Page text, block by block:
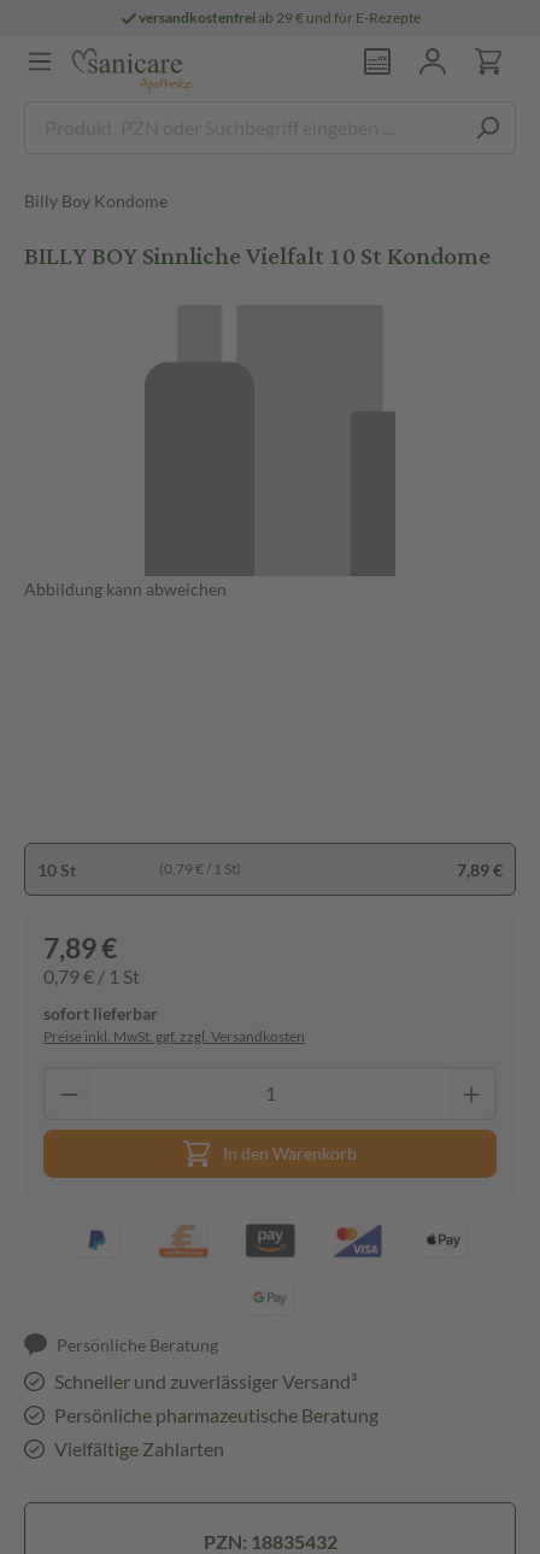
versandkostenfreiab 29 € und für E-Rezepte
Billy Boy Kondome
BILLY BOY Sinnliche Vielfalt 10 St Kondome
Abbildung kann abweichen
10 St (0,79 € / 1 St) 7,89 €
7,89 €
0,79 € / 1 St
sofort lieferbar
Preise inkl. MwSt. ggf. zzgl. Versandkosten
In den Warenkorb
Persönliche Beratung
Schneller und zuverlässiger Versand³
Persönliche pharmazeutische Beratung
Vielfältige Zahlarten
PZN: 18835432